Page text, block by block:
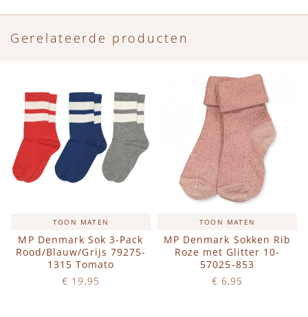
Gerelateerde producten
TOON MATEN
MP Denmark Sok 3-Pack
Rood/Blauw/Grijs 79275-
1315 Tomato
€ 19,95
TOON MATEN
MP Denmark Sokken Rib
Roze met Glitter 10-
57025-853
€ 6,95